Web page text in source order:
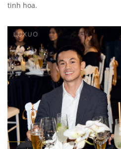
tinh hoa.